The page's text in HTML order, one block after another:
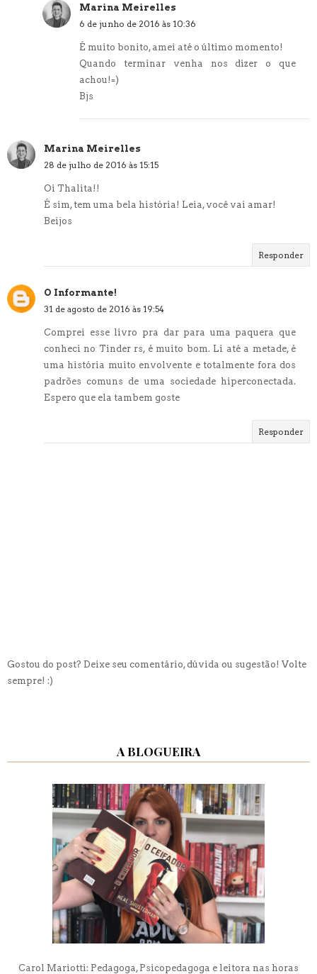
Marina Meirelles
6 de junho de 2016 às 10:36
É muito bonito, amei até o último momento!
Quando terminar venha nos dizer o que
achou!=)
Bjs
Marina Meirelles
28 de julho de 2016 às 15:15
Oi Thalita!!
É sim, tem uma bela história! Leia, você vai amar!
Beijos
Responder
O Informante!
31 de agosto de 2016 às 19:54
Comprei esse livro pra dar para uma paquera que
conheci no Tinder rs, é muito bom. Li até a metade, é
uma história muito envolvente e totalmente fora dos
padrões comuns de uma sociedade hiperconectada.
Espero que ela tambem goste
Responder
Gostou do post? Deixe seu comentário, dúvida ou sugestão! Volte
sempre! :)
A BLOGUEIRA
Carol Mariotti: Pedagoga, Psicopedagoga e leitora nas horas